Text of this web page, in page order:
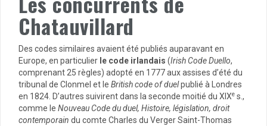
Chatauvillard
Des codes similaires avaient été publiés auparavant en
Europe, en particulier le code irlandais (Irish Code Duello,
comprenant 25 règles) adopté en 1777 aux assises d’été du
tribunal de Clonmel et le British code of duelpublié à Londres
en 1824. D’autres suivirent dans la seconde moitié du XIXe s.,
comme le Nouveau Code du duel, Histoire, législation, droit
contemporain du comte Charles du Verger Saint-Thomas